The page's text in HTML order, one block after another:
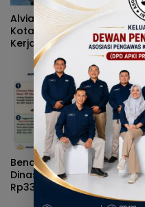
Alvian Mato Sindir Wali
Kota: Terlalu Banyak Kritik,
Kerja Nyata Lebih Dinanti
Masyarakat
Benarkah Anggaran Baju
Dinas Gubernur Gorontalo
Rp339 Juta? Simak Fakta